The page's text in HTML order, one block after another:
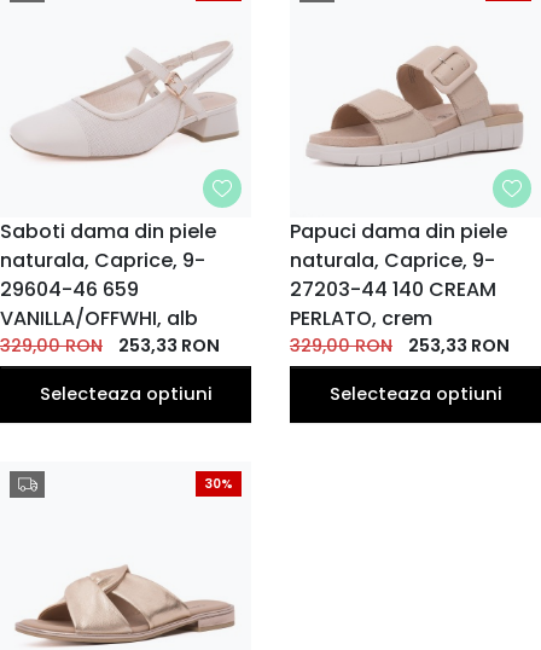
MARIME
36
EU
37
EU
37.5
EU
38
EU
39
EU
40
EU
Saboti dama din piele
naturala, Caprice, 9-
29604-46 659
VANILLA/OFFWHI, alb
329,00RON 253,33 RON
Selecteaza optiuni
MARIME
36
EU
37
EU
38
EU
39
EU
41
EU
Papuci dama din piele
naturala, Caprice, 9-
27203-44 140 CREAM
PERLATO, crem
329,00RON 253,33 RON
Selecteaza optiuni
30%